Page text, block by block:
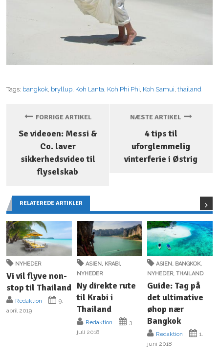
Tags: bangkok bryllup Koh Lanta Koh Phi Phi Koh Samui ,thailand
FORRIGE ARTIKEL
Se videoen: Messi &
Co. laver
sikkerhedsvideo til
flyselskab
NÆSTE ARTIKEL
4 tips til
uforglemmelig
vinterferie i Østrig
RELATEREDE ARTIKLER
NYHEDER
Vi vil flyve non-
stop til Thailand
Redaktion
9.
april 2019
ASIEN, KRABI,
NYHEDER
Ny direkte rute
til Krabi i
Thailand
Redaktion
3.
juli 2018
ASIEN, BANGKOK,
NYHEDER, THAILAND
Guide: Tag på
det ultimative
øhop nær
Bangkok
Redaktion
1.
juni 2018